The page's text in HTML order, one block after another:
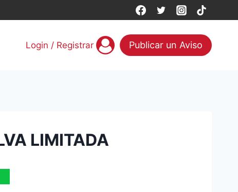
Login / Registrar Publicar un Aviso
LIMITADA